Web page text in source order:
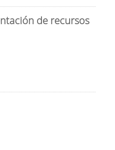
de recursos